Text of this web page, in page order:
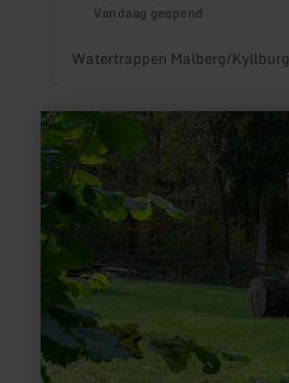
Vandaag geopend
Watertrappen Malberg/Kyllburg
meer
informatie
over:
Kneipp
watertrapbad
Hubertusbrunnen